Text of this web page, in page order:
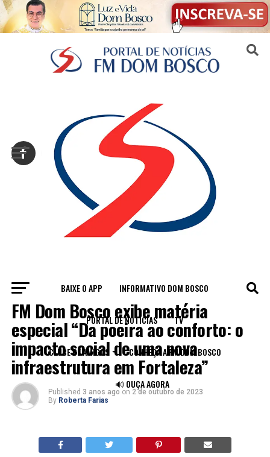
BAIXE O APP INFORMATIVO DOM BOSCO
PORTAL DE NOTÍCIAS TV
CLUBE DE AMIGOS CONHEÇA A FM DOM BOSCO
🔊 OUÇA AGORA
FORTALEZA
FM Dom Bosco exibe matéria
especial “Da poeira ao conforto: o
impacto social de uma nova
infraestrutura em Fortaleza”
Published 3 anos ago on 2 de outubro de 2023
By Roberta Farias
Sair da versão mobile